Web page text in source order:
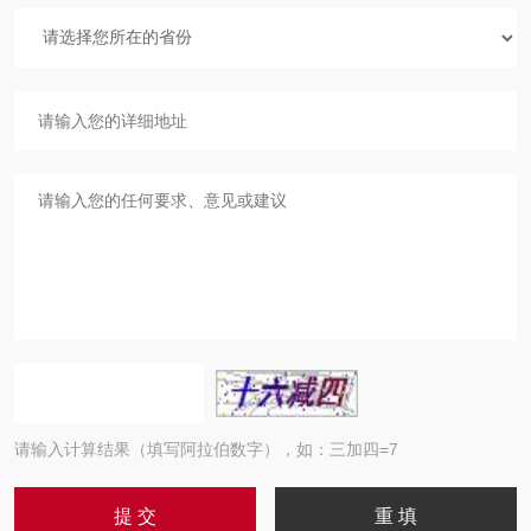
请输入计算结果（填写阿拉伯数字），如：三加四=7